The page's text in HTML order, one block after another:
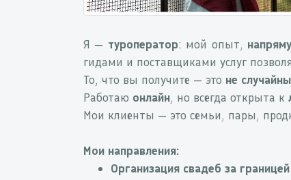
Я — туроператор: мой опыт,
гидами и поставщиками услуг
То, что вы получите — это не
Работаю онлайн, но всегда открыта к
Мои клиенты — это семьи, пары,
Мои направления:
Организация свадеб за границей